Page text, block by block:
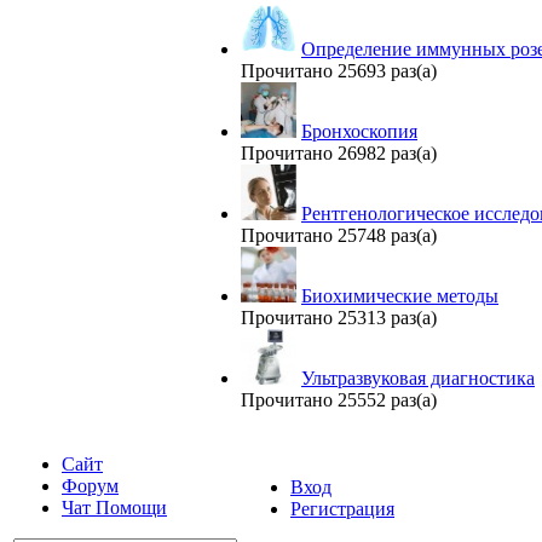
Определение иммунных
Прочитано 25693 раз(а)
Бронхоскопия
Прочитано 26982 раз(а)
Рентгенологическое
Прочитано 25748 раз(а)
Биохимические методы
Прочитано 25313 раз(а)
Ультразвуковая диагностика
Прочитано 25552 раз(а)
Сайт
Форум
Чат Помощи
Вход
Регистрация